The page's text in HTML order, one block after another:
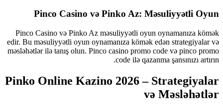
Pinco Casino və Pinko Az: Məsuliyyətli Oyun
Pinco Casino və Pinko Az məsuliyyətli oyun oynamanıza kömək
edir. Bu məsuliyyətli oyun oynamanıza kömək edən strategiyalar və
məsləhətlər ilə tanış olun. Pinco casino promo code və pinco promo
code ilə qazanma şansınızı artırın.
Pinko Online Kazino 2026 – Strategiyalar
və Məsləhətlər